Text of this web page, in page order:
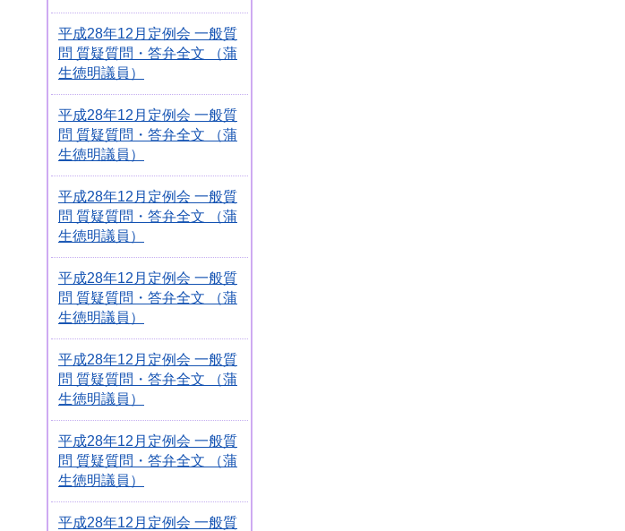
平成28年12月定例会 一般質
問 質疑質問・答弁全文 （蒲
生徳明議員）
平成28年12月定例会 一般質
問 質疑質問・答弁全文 （蒲
生徳明議員）
平成28年12月定例会 一般質
問 質疑質問・答弁全文 （蒲
生徳明議員）
平成28年12月定例会 一般質
問 質疑質問・答弁全文 （蒲
生徳明議員）
平成28年12月定例会 一般質
問 質疑質問・答弁全文 （蒲
生徳明議員）
平成28年12月定例会 一般質
問 質疑質問・答弁全文 （蒲
生徳明議員）
平成28年12月定例会 一般質